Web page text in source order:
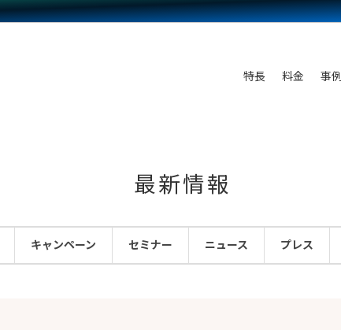
特長 料金 事例
（海外販売）
つながる集客
舗との連携
雑貨販売
料金シミュレーション
連携代行
最新情報
キャンペーン セミナー ニュース プレス